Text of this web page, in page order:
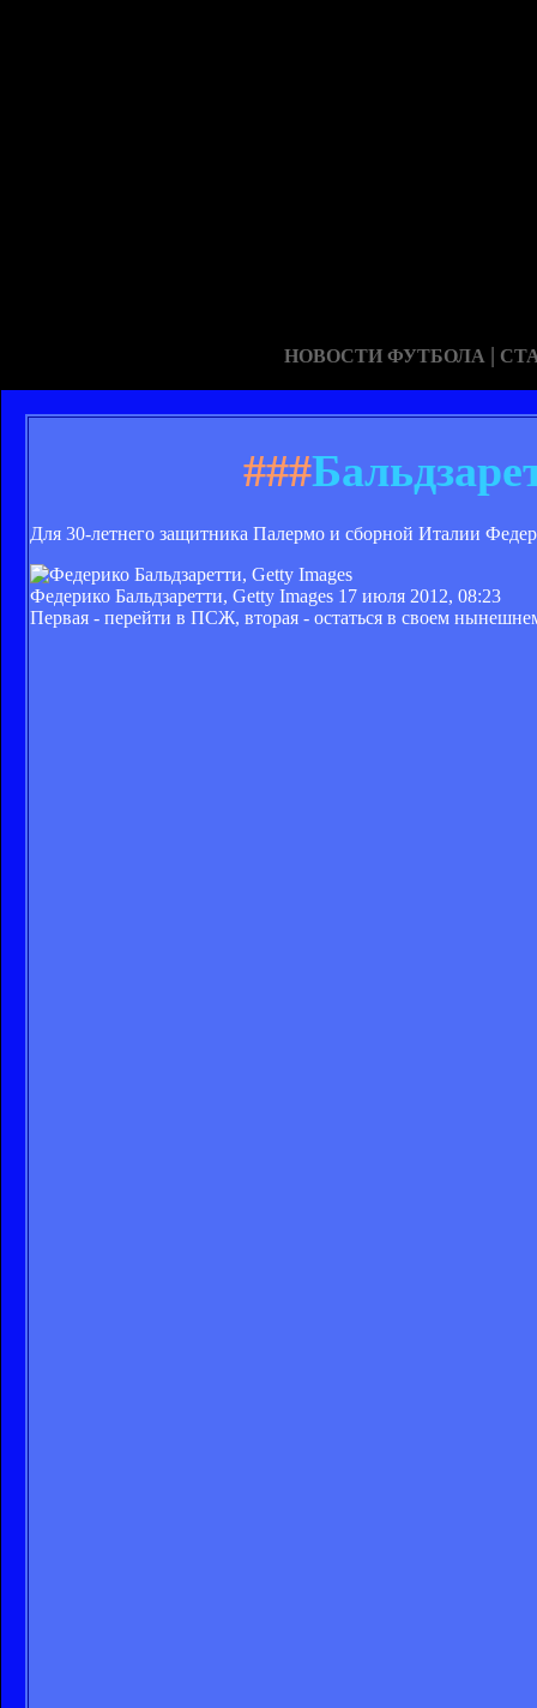
НОВОСТИ ФУТБОЛА |
###
Для 30-летнего защитника Палермо и сборной Италии
Федерико Бальдзаретти, Getty Images 17 июля 2012, 08:23
Первая - перейти в ПСЖ, вторая - остаться в своем